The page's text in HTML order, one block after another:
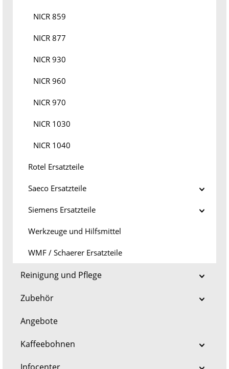
NICR 859
NICR 877
NICR 930
NICR 960
NICR 970
NICR 1030
NICR 1040
Rotel Ersatzteile
Saeco Ersatzteile
Siemens Ersatzteile
Werkzeuge und Hilfsmittel
WMF / Schaerer Ersatzteile
Reinigung und Pflege
Zubehör
Angebote
Kaffeebohnen